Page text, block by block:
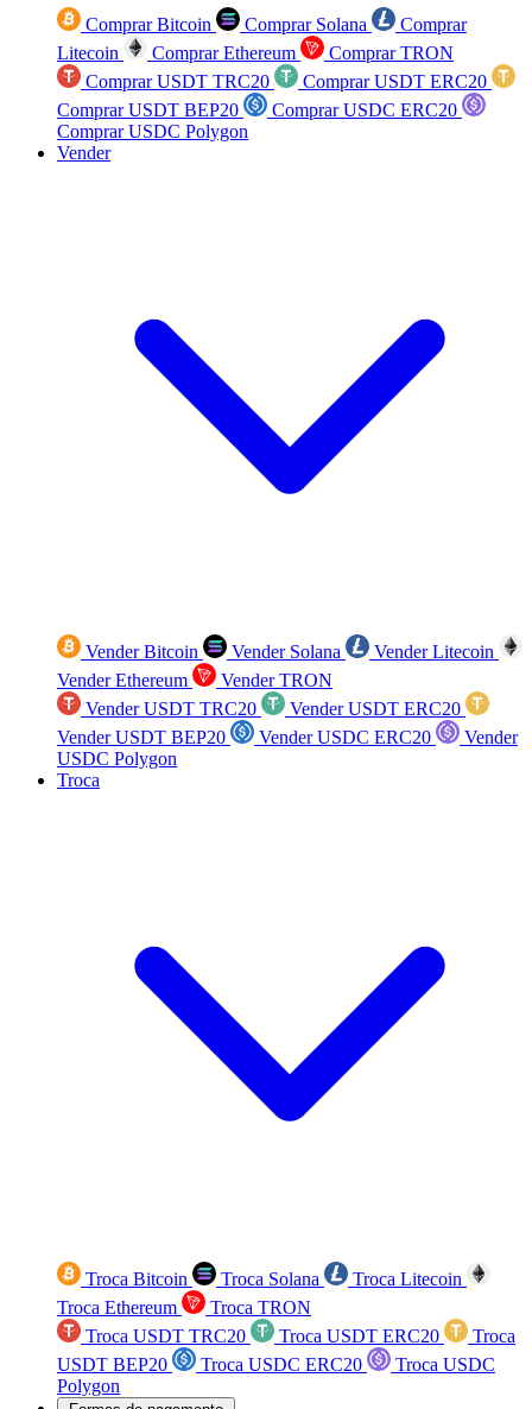
Comprar Bitcoin Comprar Solana
Comprar
Litecoin
Comprar Ethereum
Comprar TRON
Comprar USDT TRC20
Comprar USDT ERC20
Comprar USDT BEP20
Comprar USDC ERC20
Comprar USDC Polygon
Vender
Vender Bitcoin Vender Solana
Vender Litecoin
Vender Ethereum
Vender TRON
Vender USDT TRC20
Vender USDT ERC20
Vender USDT BEP20
Vender USDC ERC20
Vender
USDC Polygon
Troca
Troca Bitcoin Troca Solana
Troca Litecoin
Troca Ethereum
Troca TRON
Troca USDT TRC20
Troca USDT ERC20
Troca
USDT BEP20
Troca USDC ERC20
Troca USDC
Polygon